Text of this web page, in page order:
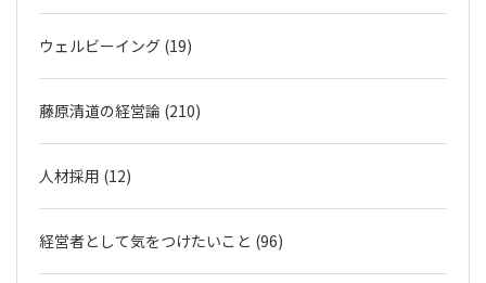
ウェルビーイング (19)
藤原清道の経営論 (210)
人材採用 (12)
経営者として気をつけたいこと (96)